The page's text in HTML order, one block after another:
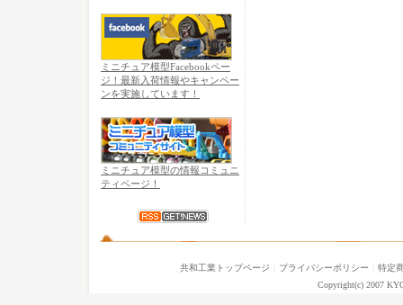
ミニチュア模型Facebookペー
ジ！最新入荷情報やキャンペー
ンを実施しています！
ミニチュア模型の情報コミュニ
ティページ！
共和工業トップページ プライバシーポリシー
特定
Copyright(c) 2007